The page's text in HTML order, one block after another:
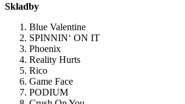
Skladby
Blue Valentine
SPINNIN‘ ON IT
Phoenix
Reality Hurts
Rico
Game Face
PODIUM